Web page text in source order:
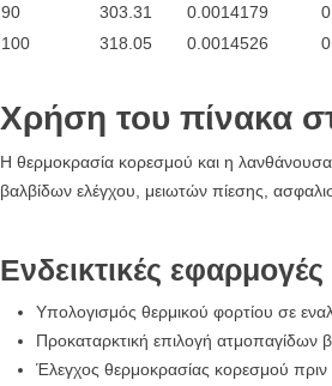
90
303.31 0.0014179
100
318.05 0.0014526
Χρήση του πίνακα
Η θερμοκρασία κορεσμού και η λανθάνουσα
βαλβίδων ελέγχου, μειωτών πίεσης,
Ενδεικτικές εφαρμογές
Υπολογισμός θερμικού φορτίου σε
Προκαταρκτική επιλογή ατμοπαγίδων
Έλεγχος θερμοκρασίας κορεσμού